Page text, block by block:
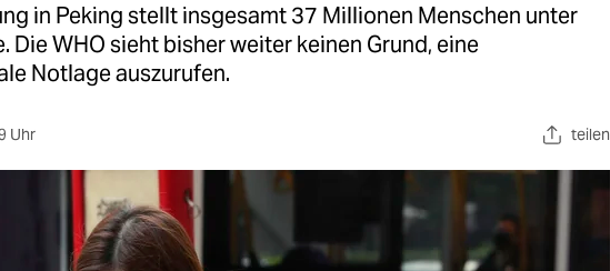
in Peking stellt insgesamt 37 Millionen Menschen unter
Die WHO sieht bisher weiter keinen Grund, eine
Notlage auszurufen.
Uhr teilen